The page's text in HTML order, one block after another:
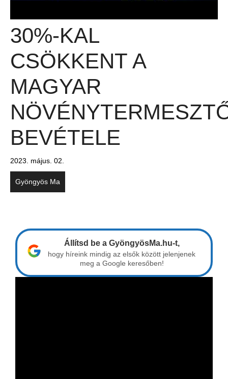
30%-KAL
CSÖKKENT A
MAGYAR
BEVÉTELE
2023. május. 02.
Gyöngyös Ma
Állítsd be a GyöngyösMa.hu-t,
hogy híreink mindig az elsők között jelenjenek
meg a Google keresőben!